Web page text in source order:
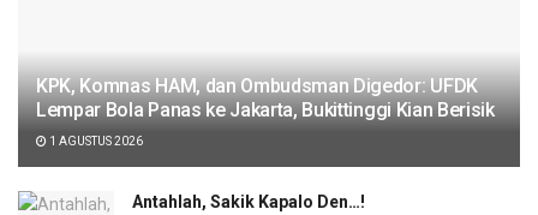
KPK, Komnas HAM, dan Ombudsman Digedor: UFDK
Lempar Bola Panas ke Jakarta, Bukittinggi Kian Berisik
1 AGUSTUS 2026
Antahlah, Sakik Kapalo Den…!